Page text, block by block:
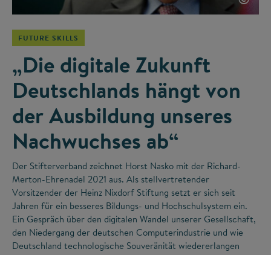
FUTURE SKILLS
„Die digitale Zukunft
Deutschlands hängt von
der Ausbildung unseres
Nachwuchses ab“
Der Stifterverband zeichnet Horst Nasko mit der Richard-
Merton-Ehrenadel 2021 aus. Als stellvertretender
Vorsitzender der Heinz Nixdorf Stiftung setzt er sich seit
Jahren für ein besseres Bildungs- und Hochschulsystem ein.
Ein Gespräch über den digitalen Wandel unserer Gesellschaft,
den Niedergang der deutschen Computerindustrie und wie
Deutschland technologische Souveränität wiedererlangen